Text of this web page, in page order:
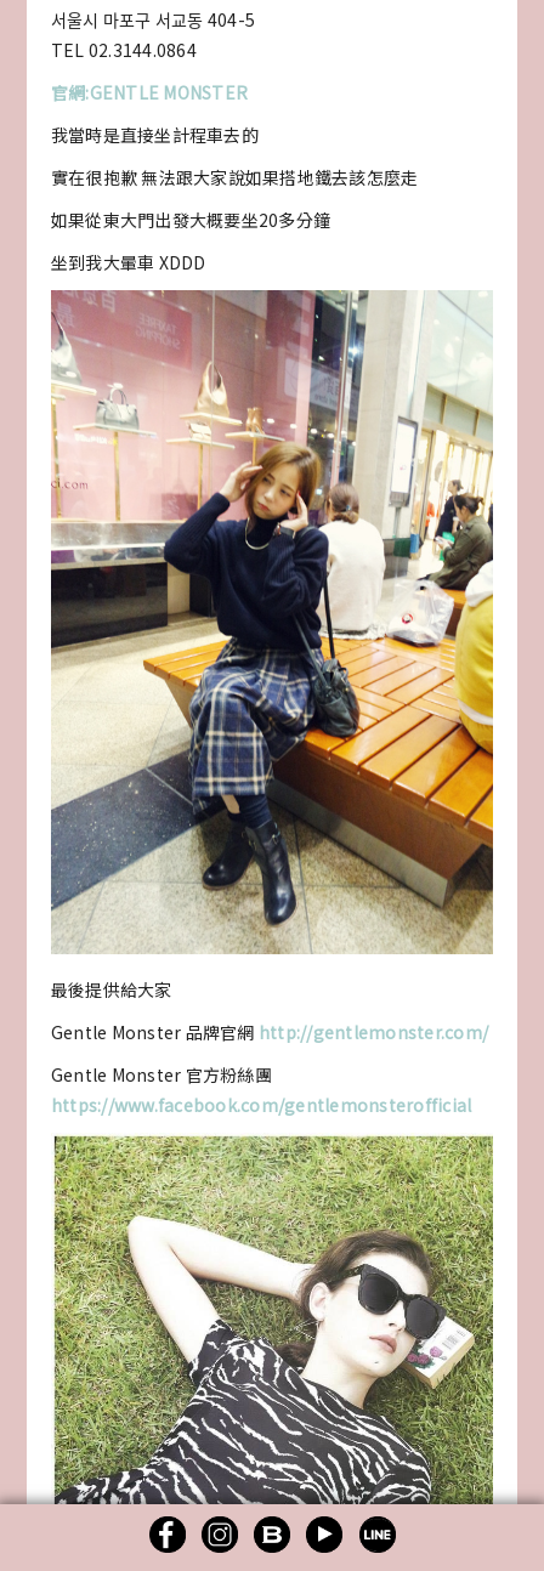
서울시 마포구 서교동 404-5
TEL 02.3144.0864
官網:GENTLE MONSTER
我當時是直接坐計程車去的
實在很抱歉 無法跟大家說如果搭地鐵去該怎麼走
如果從東大門出發大概要坐20多分鐘
坐到我大暈車 XDDD
最後提供給大家
Gentle Monster 品牌官網 http://gentlemonster.com/
Gentle Monster 官方粉絲團
https://www.facebook.com/gentlemonsterofficial